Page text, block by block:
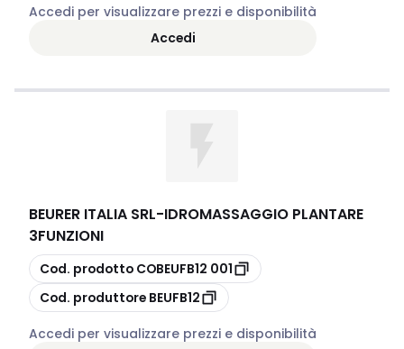
Accedi per visualizzare prezzi e disponibilità
Accedi
BEURER ITALIA SRL-IDROMASSAGGIO PLANTARE
3FUNZIONI
copia
Cod. prodotto
COBEUFB12 001
copia
Cod. produttore BEUFB12
Accedi per visualizzare prezzi e disponibilità